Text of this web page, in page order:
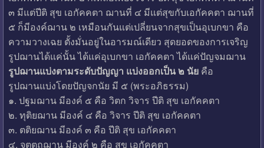
๓ มีแต่ปีติ สุข เอกัคคตา ฌานที่ ๔ มีแต่สุขกับเอกัคคตา ฌานที่
๕ ก็มีองค์ฌาน ๒ เหมือนกันแต่เปลี่ยนจากสุขเป็นอุเบกขา คือ
ความวางเฉย ตั้งมั่นอยู่ในอารมณ์เดียว สุดยอดของการเจริญ
รูปฌานได้แค่นั้น ได้แค่อุเบกขา เอกัคคตา ได้แค่ปัญจมฌาน
รูปฌานแบ่งตามระดับปัญญา แบ่งออกเป็น ๒ นัยคือ
รูปฌานแบ่งโดยปัญจกนัย มี ๕ (พระอภิธรรม)
๑. ปฐมฌาน มีองค์ ๕ คือ วิตก วิจาร ปีติ สุข เอกัคคตา
๒. ทุติยฌาน มีองค์ ๔ คือ วิจาร ปีติ สุข เอกัคคตา
๓. ตติยฌาน มีองค์ ๓ คือ ปีติ สุข เอกัคคตา
๔. จตุตถฌาน มีองค์ ๒ คือ สุข เอกัคคตา